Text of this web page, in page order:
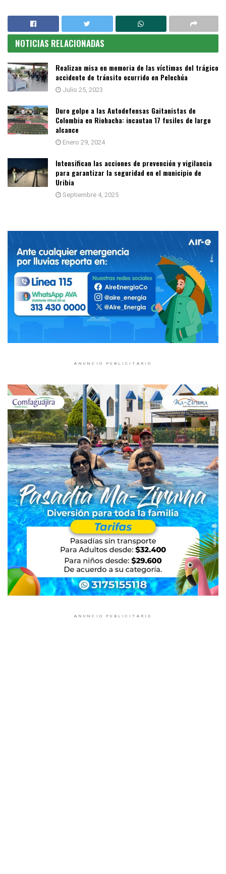
NOTICIAS RELACIONADAS
Realizan misa en memoria de las víctimas del trágico
accidente de tránsito ocurrido en Pelechúa
Julio 25, 2023
Duro golpe a las Autodefensas Gaitanistas de
Colombia en Riohacha: incautan 17 fusiles de largo
alcance
Enero 29, 2024
Intensifican las acciones de prevención y vigilancia
para garantizar la seguridad en el municipio de
Uribia
Septiembre 4, 2025
ANUNCIO PUBLICITARIO
ANUNCIO PUBLICITARIO